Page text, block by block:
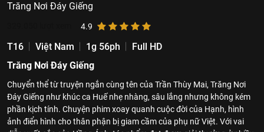
Trăng Nơi Đáy Giếng
4.9
T16 Việt Nam 1g 56ph
Full HD
Trăng Nơi Đáy Giếng
Chuyển thể từ truyện ngắn cùng tên của Trần Thùy Mai, Trăng Nơi
Đáy Giếng như khúc ca Huế nhẹ nhàng, sâu lắng nhưng không kém
phần kịch tính. Chuyện phim xoay quanh cuộc đời của Hạnh, hình
ảnh điển hình cho thân phận bị giam cầm của phụ nữ Việt. Với vai